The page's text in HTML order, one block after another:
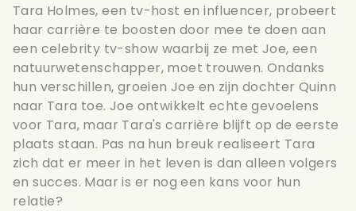
Tara Holmes, een tv-host en influencer, probeert
haar carrière te boosten door mee te doen aan
een celebrity tv-show waarbij ze met Joe, een
natuurwetenschapper, moet trouwen. Ondanks
hun verschillen, groeien Joe en zijn dochter Quinn
naar Tara toe. Joe ontwikkelt echte gevoelens
voor Tara, maar Tara's carrière blijft op de eerste
plaats staan. Pas na hun breuk realiseert Tara
zich dat er meer in het leven is dan alleen volgers
en succes. Maar is er nog een kans voor hun
relatie?